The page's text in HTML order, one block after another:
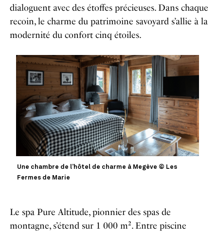
dialoguent avec des étoffes précieuses. Dans chaque
recoin, le charme du patrimoine savoyard s’allie à la
modernité du confort cinq étoiles.
Une chambre de l’hôtel de charme à Megève © Les
Fermes de Marie
Le spa Pure Altitude, pionnier des spas de
montagne, s’étend sur 1 000 m². Entre piscine